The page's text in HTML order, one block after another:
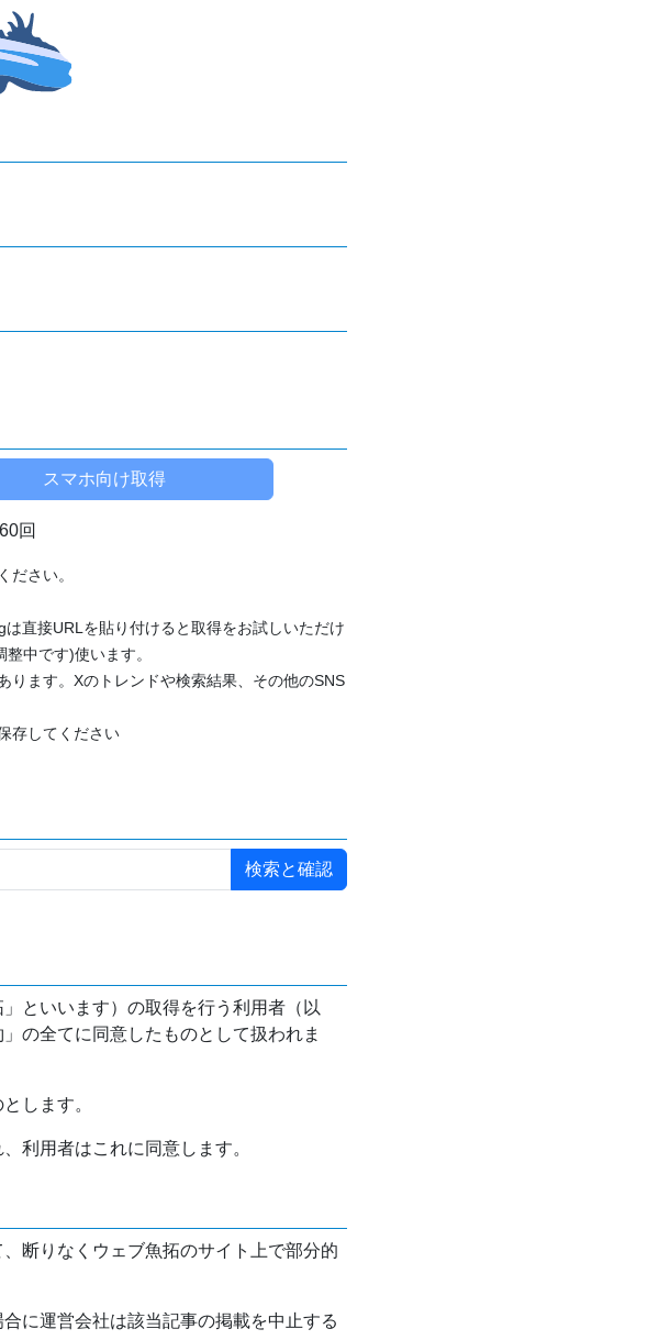
回
ださい。
直接URLを貼り付けると取得をお試しいただけ
中です)使います。
ります。Xのトレンドや検索結果、その他のSNS
存してください
といいます）の取得を行う利用者（以
の全てに同意したものとして扱われま
します。
利用者はこれに同意します。
断りなくウェブ魚拓のサイト上で部分的
に運営会社は該当記事の掲載を中止する